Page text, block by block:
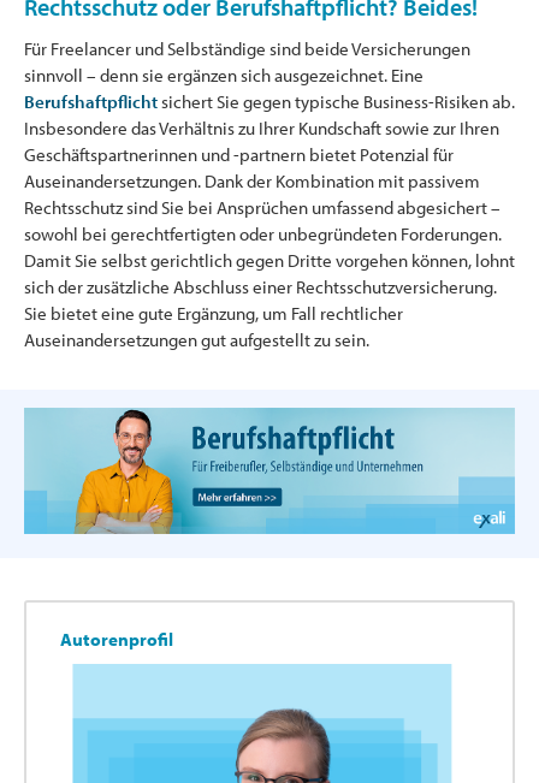
Rechtsschutz oder Berufshaftpflicht? Beides!
Für Freelancer und Selbständige sind beide Versicherungen
sinnvoll – denn sie ergänzen sich ausgezeichnet. Eine
Berufshaftpflichtsichert Sie gegen typische Business-Risiken ab.
Insbesondere das Verhältnis zu Ihrer Kundschaft sowie zur Ihren
Geschäftspartnerinnen und -partnern bietet Potenzial für
Auseinandersetzungen. Dank der Kombination mit passivem
Rechtsschutz sind Sie bei Ansprüchen umfassend abgesichert –
sowohl bei gerechtfertigten oder unbegründeten Forderungen.
Damit Sie selbst gerichtlich gegen Dritte vorgehen können, lohnt
sich der zusätzliche Abschluss einer Rechtsschutzversicherung.
Sie bietet eine gute Ergänzung, um Fall rechtlicher
Auseinandersetzungen gut aufgestellt zu sein.
Autorenprofil